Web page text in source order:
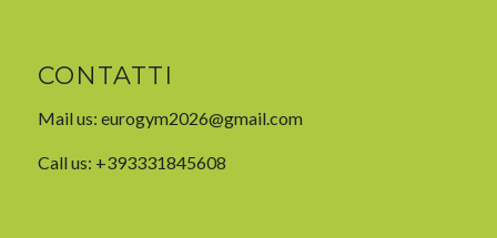
CONTATTI
Mail us: eurogym2026@gmail.com
Call us: +393331845608